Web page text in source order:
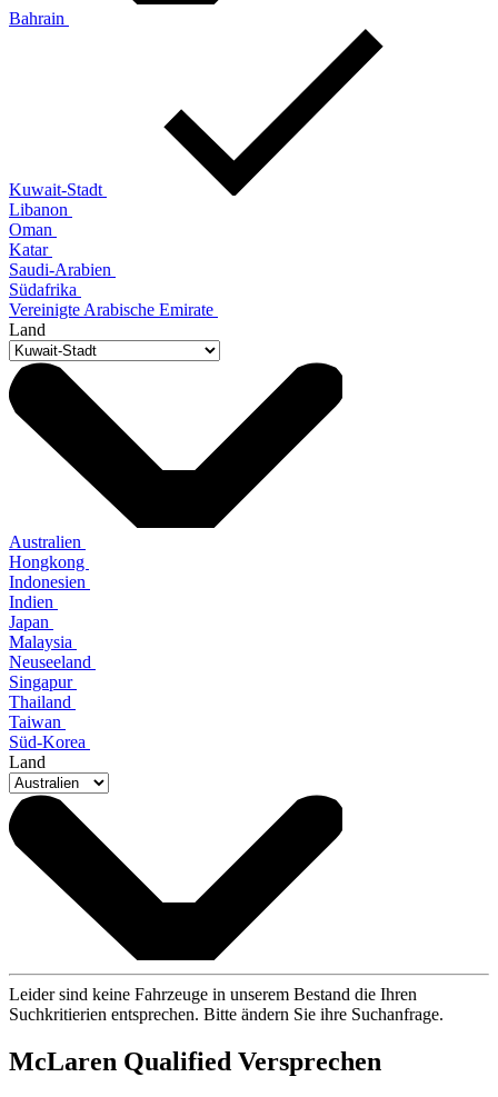
Bahrain
Kuwait-Stadt
Libanon
Oman
Katar
Saudi-Arabien
Südafrika
Vereinigte Arabische Emirate
Land
Australien
Hongkong
Indonesien
Indien
Japan
Malaysia
Neuseeland
Singapur
Thailand
Taiwan
Süd-Korea
Land
Leider sind keine Fahrzeuge in unserem Bestand die Ihren
Suchkritierien entsprechen. Bitte ändern Sie ihre Suchanfrage.
McLaren Qualified Versprechen